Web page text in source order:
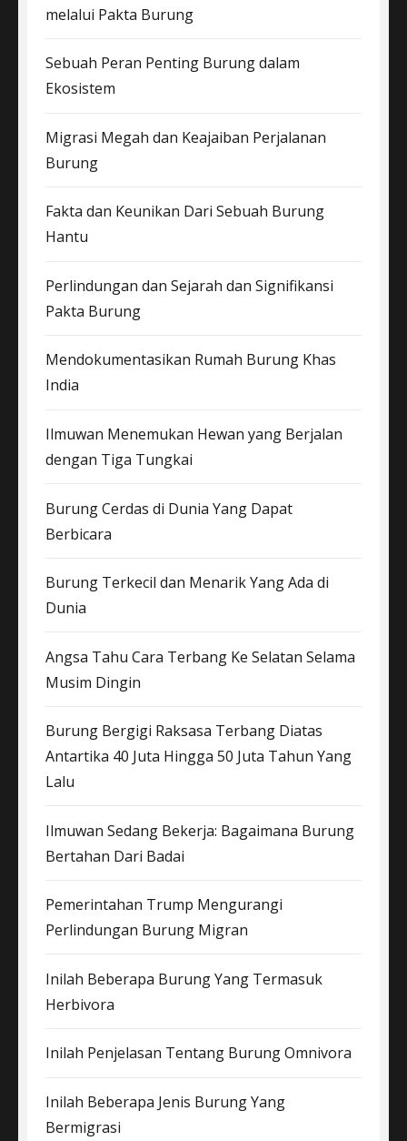
melalui Pakta Burung
Sebuah Peran Penting Burung dalam
Ekosistem
Migrasi Megah dan Keajaiban Perjalanan
Burung
Fakta dan Keunikan Dari Sebuah Burung
Hantu
Perlindungan dan Sejarah dan Signifikansi
Pakta Burung
Mendokumentasikan Rumah Burung Khas
India
Ilmuwan Menemukan Hewan yang Berjalan
dengan Tiga Tungkai
Burung Cerdas di Dunia Yang Dapat
Berbicara
Burung Terkecil dan Menarik Yang Ada di
Dunia
Angsa Tahu Cara Terbang Ke Selatan Selama
Musim Dingin
Burung Bergigi Raksasa Terbang Diatas
Antartika 40 Juta Hingga 50 Juta Tahun Yang
Lalu
Ilmuwan Sedang Bekerja: Bagaimana Burung
Bertahan Dari Badai
Pemerintahan Trump Mengurangi
Perlindungan Burung Migran
Inilah Beberapa Burung Yang Termasuk
Herbivora
Inilah Penjelasan Tentang Burung Omnivora
Inilah Beberapa Jenis Burung Yang
Bermigrasi